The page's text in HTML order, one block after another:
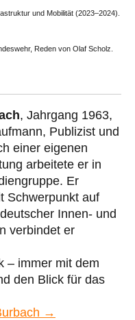
und Mobilität (2023–2024).
Reden von Olaf Scholz.
, Jahrgang 1963,
Publizist und
einer eigenen
arbeitete er in
Er
Schwerpunkt auf
Innen- und
verbindet er
– immer mit dem
den Blick für das
→